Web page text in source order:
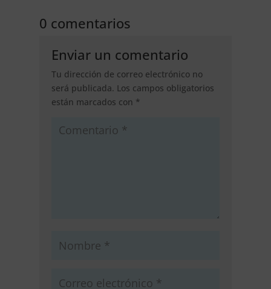
0 comentarios
Enviar un comentario
Tu dirección de correo electrónico no
será publicada. Los campos obligatorios
están marcados con *